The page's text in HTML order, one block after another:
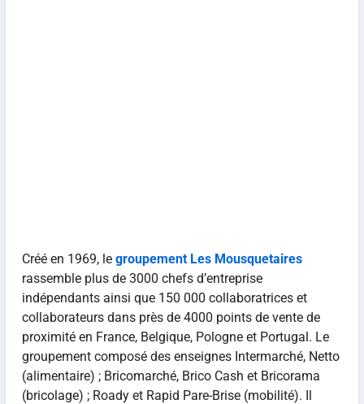
Créé en 1969, le groupement Les Mousquetaires
rassemble plus de 3000 chefs d’entreprise
indépendants ainsi que 150 000 collaboratrices et
collaborateurs dans près de 4000 points de vente de
proximité en France, Belgique, Pologne et Portugal. Le
groupement composé des enseignes Intermarché, Netto
(alimentaire) ; Bricomarché, Brico Cash et Bricorama
(bricolage) ; Roady et Rapid Pare-Brise (mobilité). Il